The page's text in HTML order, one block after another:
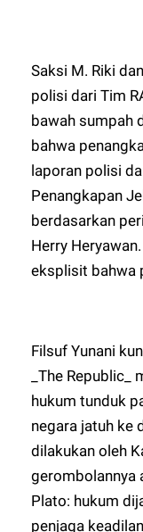
Saksi M. Riki
polisi dari Tim
bawah sumpah
bahwa
laporan polisi
Penangkapan
berdasarkan
Herry
eksplisit bahwa
Filsuf Yunani
_The
hukum tunduk
negara jatuh ke
dilakukan oleh
gerombolannya
Plato: hukum
penjaga